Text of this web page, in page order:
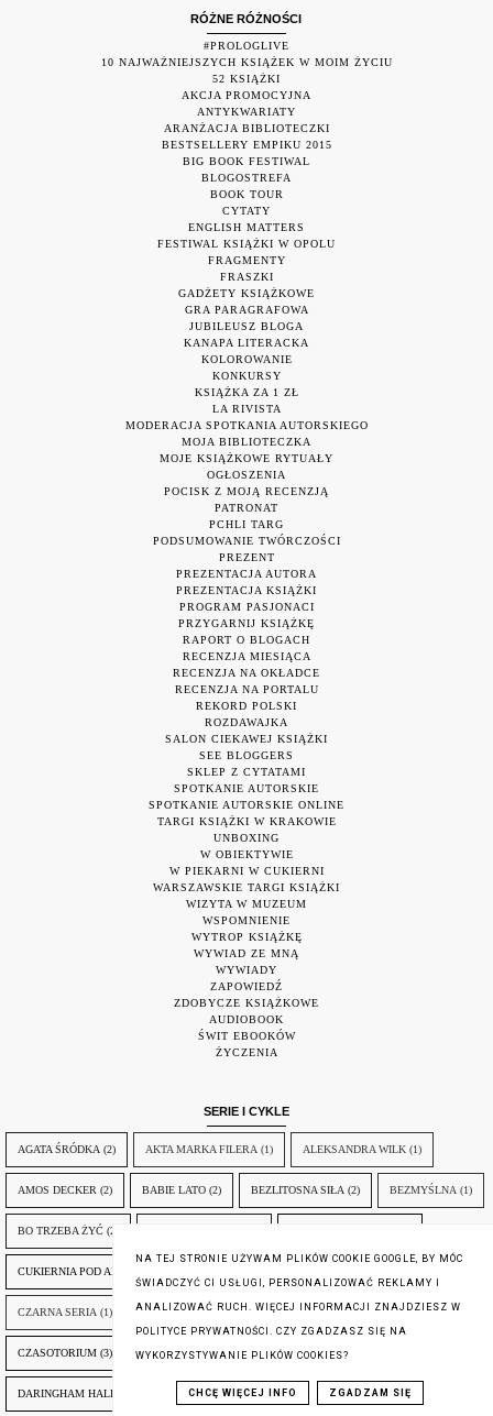
RÓŻNE RÓŻNOŚCI
#PROLOGLIVE
10 NAJWAŻNIEJSZYCH KSIĄŻEK W MOIM ŻYCIU
52 KSIĄŻKI
AKCJA PROMOCYJNA
ANTYKWARIATY
ARANŻACJA BIBLIOTECZKI
BESTSELLERY EMPIKU 2015
BIG BOOK FESTIWAL
BLOGOSTREFA
BOOK TOUR
CYTATY
ENGLISH MATTERS
FESTIWAL KSIĄŻKI W OPOLU
FRAGMENTY
FRASZKI
GADŻETY KSIĄŻKOWE
GRA PARAGRAFOWA
JUBILEUSZ BLOGA
KANAPA LITERACKA
KOLOROWANIE
KONKURSY
KSIĄŻKA ZA 1 ZŁ
LA RIVISTA
MODERACJA SPOTKANIA AUTORSKIEGO
MOJA BIBLIOTECZKA
MOJE KSIĄŻKOWE RYTUAŁY
OGŁOSZENIA
POCISK Z MOJĄ RECENZJĄ
PATRONAT
PCHLI TARG
PODSUMOWANIE TWÓRCZOŚCI
PREZENT
PREZENTACJA AUTORA
PREZENTACJA KSIĄŻKI
PROGRAM PASJONACI
PRZYGARNIJ KSIĄŻKĘ
RAPORT O BLOGACH
RECENZJA MIESIĄCA
RECENZJA NA OKŁADCE
RECENZJA NA PORTALU
REKORD POLSKI
ROZDAWAJKA
SALON CIEKAWEJ KSIĄŻKI
SEE BLOGGERS
SKLEP Z CYTATAMI
SPOTKANIE AUTORSKIE
SPOTKANIE AUTORSKIE ONLINE
TARGI KSIĄŻKI W KRAKOWIE
UNBOXING
W OBIEKTYWIE
W PIEKARNI W CUKIERNI
WARSZAWSKIE TARGI KSIĄŻKI
WIZYTA W MUZEUM
WSPOMNIENIE
WYTROP KSIĄŻKĘ
WYWIAD ZE MNĄ
WYWIADY
ZAPOWIEDŹ
ZDOBYCZE KSIĄŻKOWE
AUDIOBOOK
ŚWIT EBOOKÓW
ŻYCZENIA
SERIE I CYKLE
AGATA ŚRÓDKA (2) AKTA MARKA FILERA (1) ALEKSANDRA WILK (1)
AMOS DECKER (2) BABIE LATO (2) BEZLITOSNA SIŁA (2) BEZMYŚLNA (1)
BO TRZEBA ŻYĆ (2)
CUKIERNIA POD AMOREM
CZARNA SERIA (1) CZARNE KOTY (2) CZARODZIEJKA (3)
CZASOTORIUM (3) CZTERY ŻYWIOŁY SASZY ZAŁUSKIEJ (3)
DARINGHAM HALL DOBRE MYŚLI (4) DRIVEN (3)
NA TEJ STRONIE UŻYWAM PLIKÓW COOKIE GOOGLE, BY MÓC
ŚWIADCZYĆ CI USŁUGI, PERSONALIZOWAĆ REKLAMY I
ANALIZOWAĆ RUCH. WIĘCEJ INFORMACJI ZNAJDZIESZ W
POLITYCE PRYWATNOŚCI. CZY ZGADZASZ SIĘ NA
WYKORZYSTYWANIE PLIKÓW COOKIES?
CHCĘ WIĘCEJ INFO ZGADZAM SIĘ